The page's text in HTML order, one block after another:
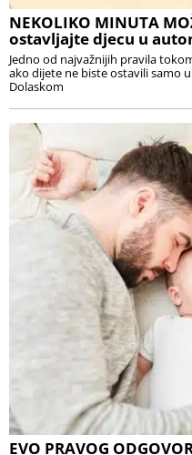
NEKOLIKO MINUTA
ostavljajte djecu u
Jedno od najvažnijih pravila
ako dijete ne biste ostavili samo
Dolaskom
EVO PRAVOG